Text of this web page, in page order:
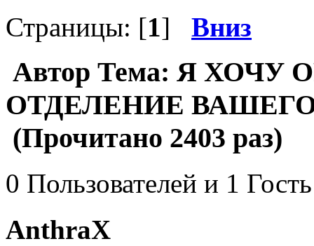
Страницы: [1] Вниз
Автор Тема: Я ХОЧУ
ОТДЕЛЕНИЕ
(Прочитано 2403 раз)
0 Пользователей и 1
AnthraX